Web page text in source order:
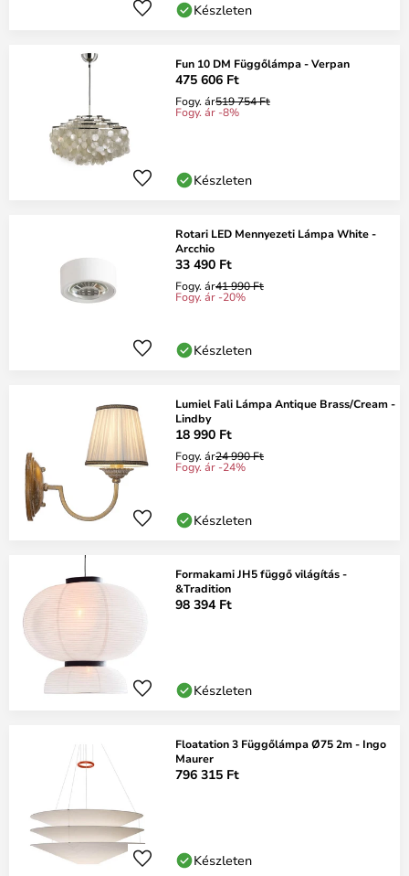
Készleten
Fun 10 DM Függőlámpa - Verpan
475 606 Ft
Fogy. ár519 754 Ft
Fogy. ár -8%
Készleten
Rotari LED Mennyezeti Lámpa White -
Arcchio
33 490 Ft
Fogy. ár41 990 Ft
Fogy. ár -20%
Készleten
Lumiel Fali Lámpa Antique Brass/Cream -
Lindby
18 990 Ft
Fogy. ár24 990 Ft
Fogy. ár -24%
Készleten
Formakami JH5 függő világítás -
&Tradition
98 394 Ft
Készleten
Floatation 3 Függőlámpa Ø75 2m - Ingo
Maurer
796 315 Ft
Készleten